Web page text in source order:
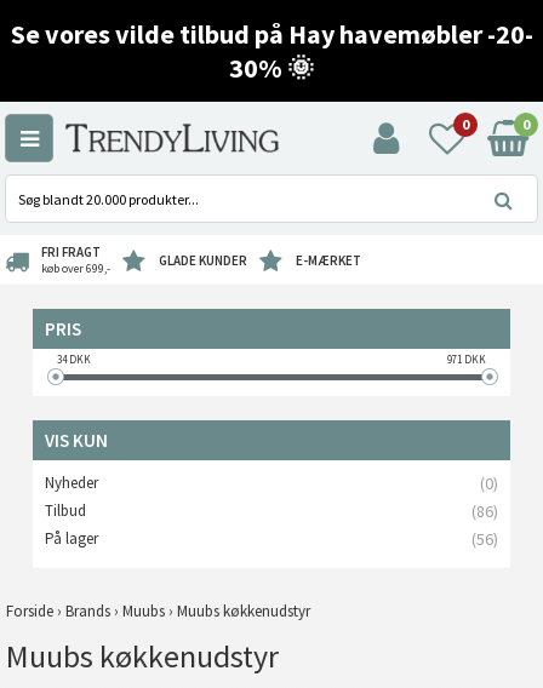
Se vores vilde tilbud på Hay havemøbler -20-
30% 🌞
0 0
FRI FRAGT
køb over 699,- GLADE KUNDER E-MÆRKET
PRIS
34DKK 971 DKK
VIS KUN
Nyheder (0)
Tilbud (86)
På lager (56)
Forside › Brands › Muubs › Muubs køkkenudstyr
Muubs køkkenudstyr